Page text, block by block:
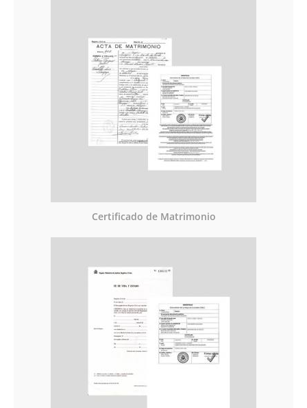
Certificado de Matrimonio